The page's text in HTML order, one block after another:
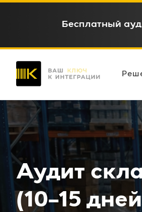
WMS c
Аудит
(10–15